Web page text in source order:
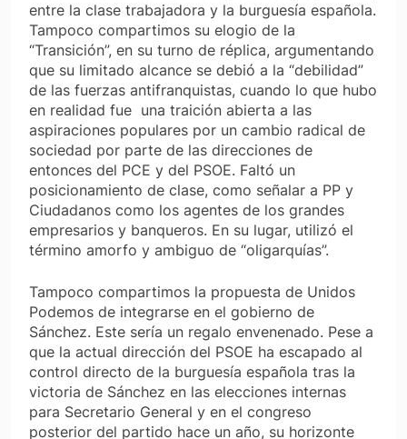
entre la clase trabajadora y la burguesía española.
Tampoco compartimos su elogio de la
“Transición”, en su turno de réplica, argumentando
que su limitado alcance se debió a la “debilidad”
de las fuerzas antifranquistas, cuando lo que hubo
en realidad fue una traición abierta a las
aspiraciones populares por un cambio radical de
sociedad por parte de las direcciones de
entonces del PCE y del PSOE. Faltó un
posicionamiento de clase, como señalar a PP y
Ciudadanos como los agentes de los grandes
empresarios y banqueros. En su lugar, utilizó el
término amorfo y ambiguo de “oligarquías”.
Tampoco compartimos la propuesta de Unidos
Podemos de integrarse en el gobierno de
Sánchez. Este sería un regalo envenenado. Pese a
que la actual dirección del PSOE ha escapado al
control directo de la burguesía española tras la
victoria de Sánchez en las elecciones internas
para Secretario General y en el congreso
posterior del partido hace un año, su horizonte